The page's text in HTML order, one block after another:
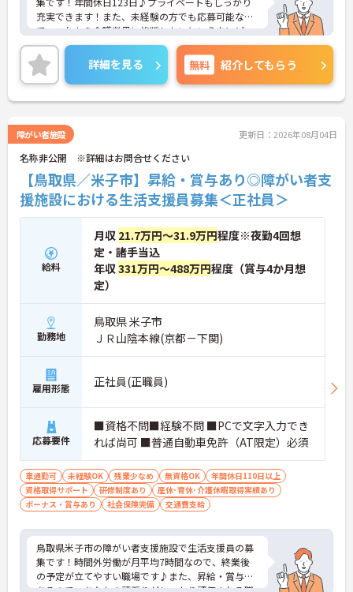
充実できます！また、未経験の方でも応募可能なの
で、これから介護業界に挑戦したいという方にピッ
タリの職場です◎ご興味のある方は、面接ポイント
をお伝えしますので、お気軽にご連絡ください。
詳細を見る 無料 紹介してもらう
障がい者施設 更新日：2026年08月04日
名称非公開 ※詳細はお問合せください
【鳥取県／米子市】昇給・賞与あり◎障がい者支
援施設における生活支援員募集＜正社員＞
給料
月収 21.7万円～31.9万円程度※夜勤4回想
定・諸手当込
年収331万円～488万円程度（賞与4か月想
定）
勤務地
鳥取県 米子市
ＪＲ山陰本線(京都－下関)
雇用形態 正社員(正職員)
応募要件
■資格不問■経験不問 ■PCで文字入力でき
れば尚可 ■普通自動車免許（AT限定）必須
車通勤可 未経験OK 残業少なめ 無資格OK
年間休日110日以上
資格取得サポート
研修制度あり
産休･育休･介護休暇取得実績あり
ボーナス・賞与あり
社会保険完備 交通費支給
鳥取県米子市の障がい者支援施設で生活支援員の募
集です！時間外労働が月平均7時間なので、終業後
の予定が立てやすい職場です♪また、昇給・賞与が